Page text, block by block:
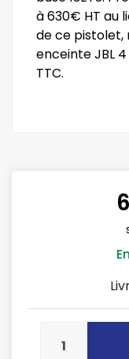
à 630€ HT au
de ce pistolet,
enceinte JBL
TTC.